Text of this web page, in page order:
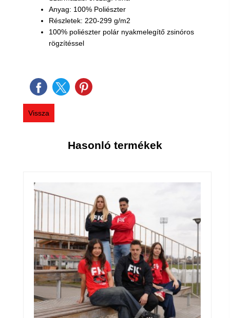
Anyag: 100% Poliészter
Részletek: 220-299 g/m2
100% poliészter polár nyakmelegítő zsinóros
rögzítéssel
Vissza
Hasonló termékek